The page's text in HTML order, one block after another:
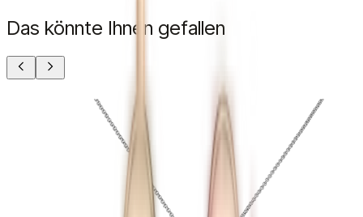
Das könnte Ihnen gefallen